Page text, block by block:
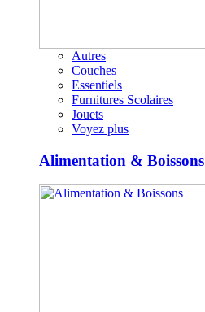
Autres
Couches
Essentiels
Furnitures Scolaires
Jouets
Voyez plus
Alimentation & Boissons